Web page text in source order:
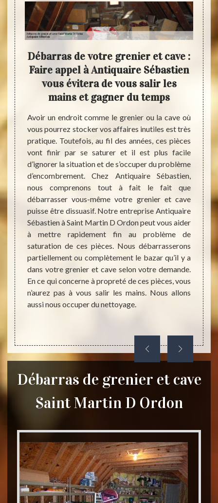
sans
le
qui
le
leur
que
plus
Débarras de votre grenier et cave :
Faire appel à Antiquaire Sébastien
vous évitera de vous salir les
mains et gagner du temps
Avoir un endroit comme le grenier ou la cave où
vous pourrez stocker vos affaires inutiles est très
pratique. Toutefois, au fil des années, ces pièces
vont finir par se saturer et il est plus facile
d’ignorer la situation et de s’occuper du problème
d’encombrement. Chez Antiquaire Sébastien,
nous comprenons tout à fait le fait que
débarrasser vous-même votre grenier et cave
puisse être dissuasif. Notre entreprise Antiquaire
Sébastien à Saint Martin D Ordon peut vous aider
à mettre rapidement fin au problème de
saturation de ces pièces. Nous débarrasserons
partiellement ou complètement le bazar qu’il y a
dans votre grenier et cave selon votre demande.
En ce qui concerne à propreté de ces pièces, vous
n’aurez pas à vous salir les mains. Nous allons
aussi nous occuper du nettoyage.
de la
coût
:
se
faire
Nos
Débarras de grenier et cave
Saint Martin D Ordon